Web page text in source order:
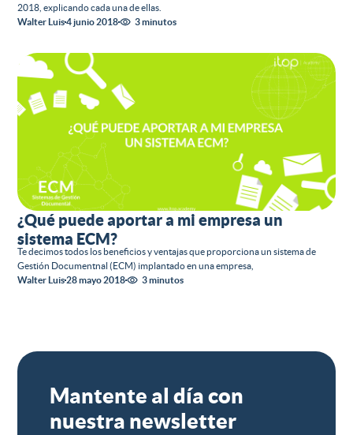
2018, explicando cada una de ellas.
Walter Luis4 junio 2018 3 minutos
¿Qué puede aportar a mi empresa un
sistema ECM?
Te decimos todos los beneficios y ventajas que proporciona un sistema de
Gestión Documentnal (ECM) implantado en una empresa,
Walter Luis28 mayo 2018 3 minutos
Mantente al día con
nuestra newsletter